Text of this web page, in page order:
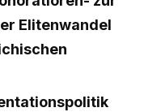
Elitenwandel